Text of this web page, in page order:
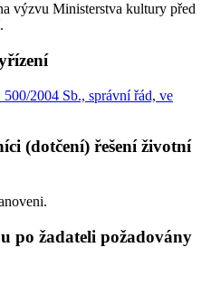
výzvu Ministerstva kultury před
500/2004 Sb., správní řád, ve
(dotčení) řešení životní
po žadateli požadovány